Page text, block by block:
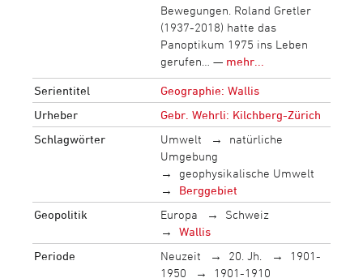
Bewegungen. Roland Gretler
(1937-2018) hatte das
Panoptikum 1975 ins Leben
gerufen… — mehr...
Serientitel
Geographie: Wallis
Urheber
Gebr. Wehrli: Kilchberg-Zürich
Schlagwörter
Umwelt
natürliche
Umgebung
geophysikalische Umwelt
Berggebiet
Geopolitik
Europa
Schweiz
Wallis
Periode
Neuzeit 20. Jh.
1901-
1950
1901-1910